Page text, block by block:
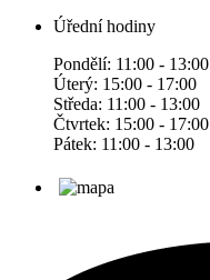
Úřední hodiny
Pondělí: 11:00 - 13:00
Úterý: 15:00 - 17:00
Středa: 11:00 - 13:00
Čtvrtek: 15:00 - 17:00
Pátek: 11:00 - 13:00